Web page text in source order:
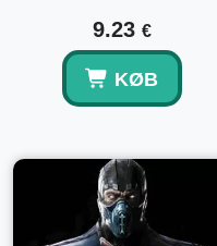
9.23 €
KØB